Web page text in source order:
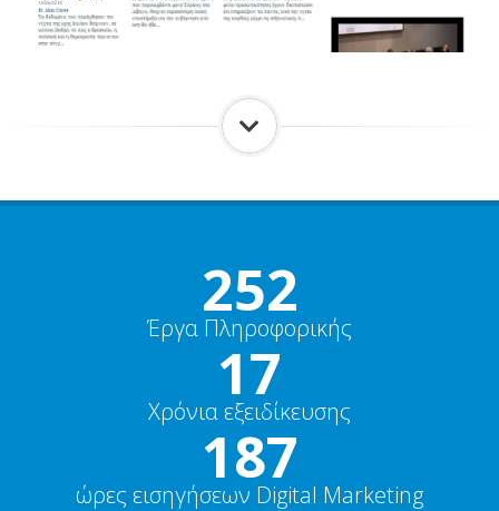
270+
Έργα Πληροφορικής
18+
Χρόνια εξειδίκευσης
200+
ώρες εισηγήσεων Digital Marketing